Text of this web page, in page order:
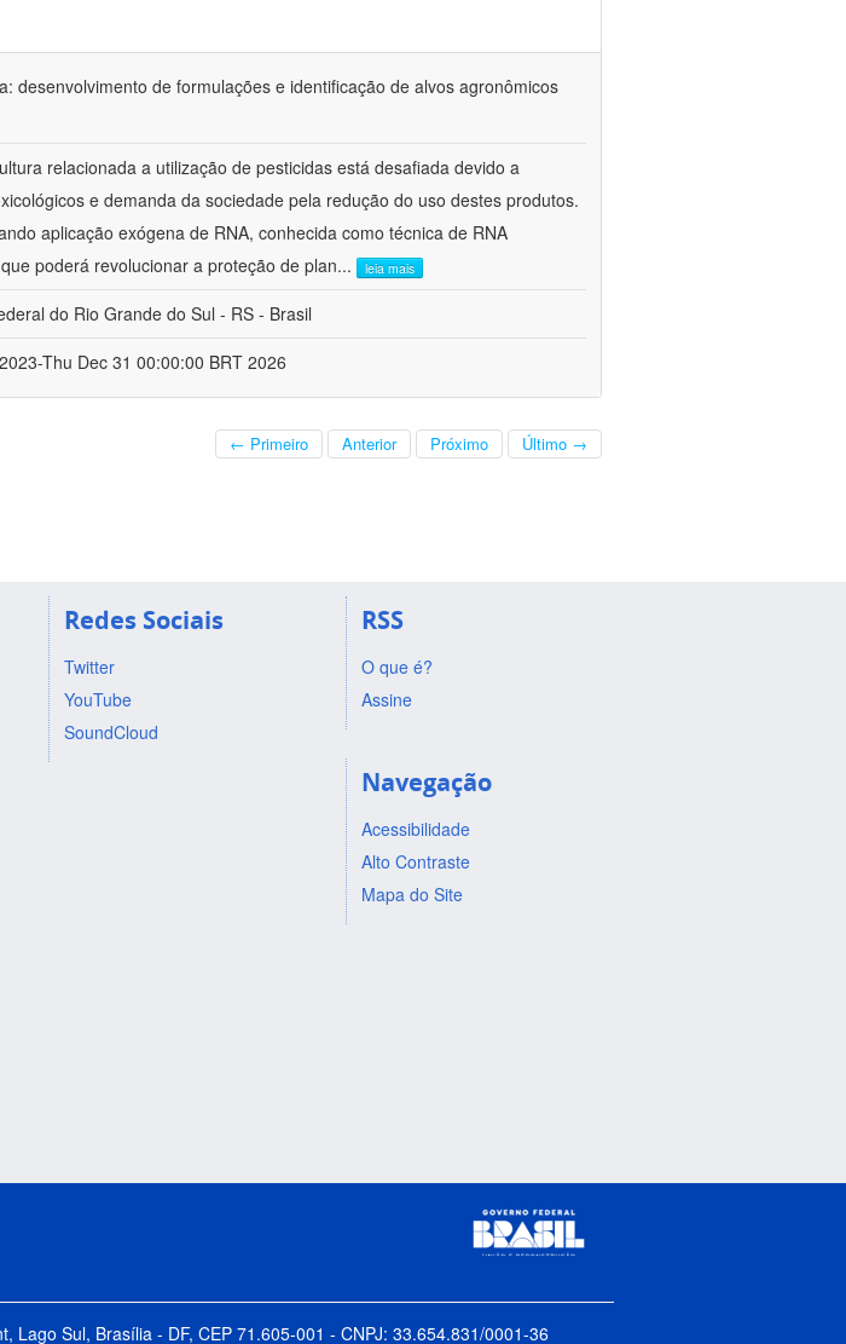
desenvolvimento de formulações e identificação de alvos agronômicos
relacionada a utilização de pesticidas está desafiada devido a
e demanda da sociedade pela redução do uso destes produtos.
aplicação exógena de RNA, conhecida como técnica de RNA
poderá revolucionar a proteção de plan... leia mais
do Rio Grande do Sul - RS - Brasil
Thu Dec 31 00:00:00 BRT 2026
← Primeiro Anterior Próximo Último →
Redes Sociais
Twitter
YouTube
SoundCloud
RSS
O que é?
Assine
Navegação
Acessibilidade
Alto Contraste
Mapa do Site
Lago Sul, Brasília - DF, CEP 71.605-001 - CNPJ: 33.654.831/0001-36